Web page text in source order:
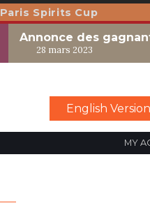
Paris Spirits Cup
Annonce des
28 mars 2023
English Version
MY